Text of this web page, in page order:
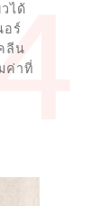
ได้
อร์
ลีน
ค่าที่